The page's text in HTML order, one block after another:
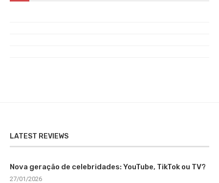
LATEST REVIEWS
Nova geração de celebridades: YouTube, TikTok ou TV?
27/01/2026